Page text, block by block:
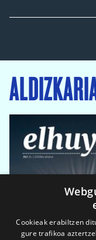
Cookieak erabiltzen
gure trafikoa